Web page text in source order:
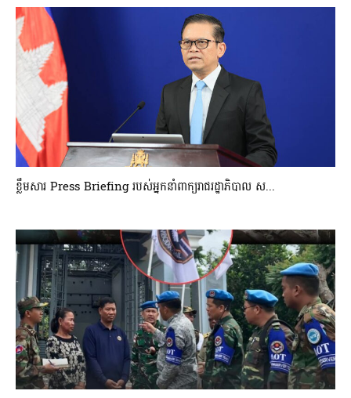
ខ្លឹមសារ Press Briefing របស់អ្នកនាំពាក្យរាជរដ្ឋាភិបាល ស...